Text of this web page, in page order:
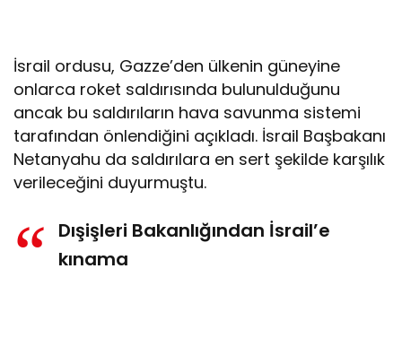
İsrail ordusu, Gazze’den ülkenin güneyine
onlarca roket saldırısında bulunulduğunu
ancak bu saldırıların hava savunma sistemi
tarafından önlendiğini açıkladı. İsrail Başbakanı
Netanyahu da saldırılara en sert şekilde karşılık
verileceğini duyurmuştu.
Dışişleri Bakanlığından İsrail’e
kınama